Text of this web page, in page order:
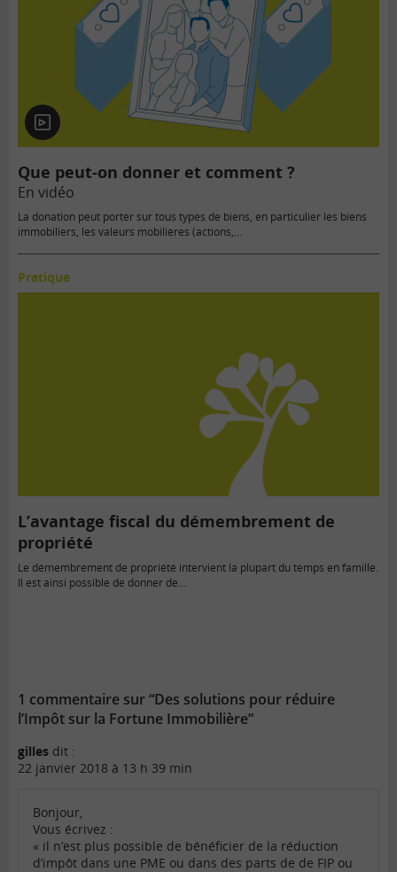
En
vidéo
Que peut-on donner et comment ?
En vidéo
La donation peut porter sur tous types de biens, en particulier les biens
immobiliers, les valeurs mobilières (actions,…
Pratique
L’avantage fiscal du démembrement de
propriété
Le démembrement de propriété intervient la plupart du temps en famille.
Il est ainsi possible de donner de…
1 commentaire sur “Des solutions pour réduire
l’Impôt sur la Fortune Immobilière”
gilles dit :
22 janvier 2018 à 13 h 39 min
Bonjour,
Vous écrivez :
« il n’est plus possible de bénéficier de la réduction
d’impôt dans une PME ou dans des parts de de FIP ou